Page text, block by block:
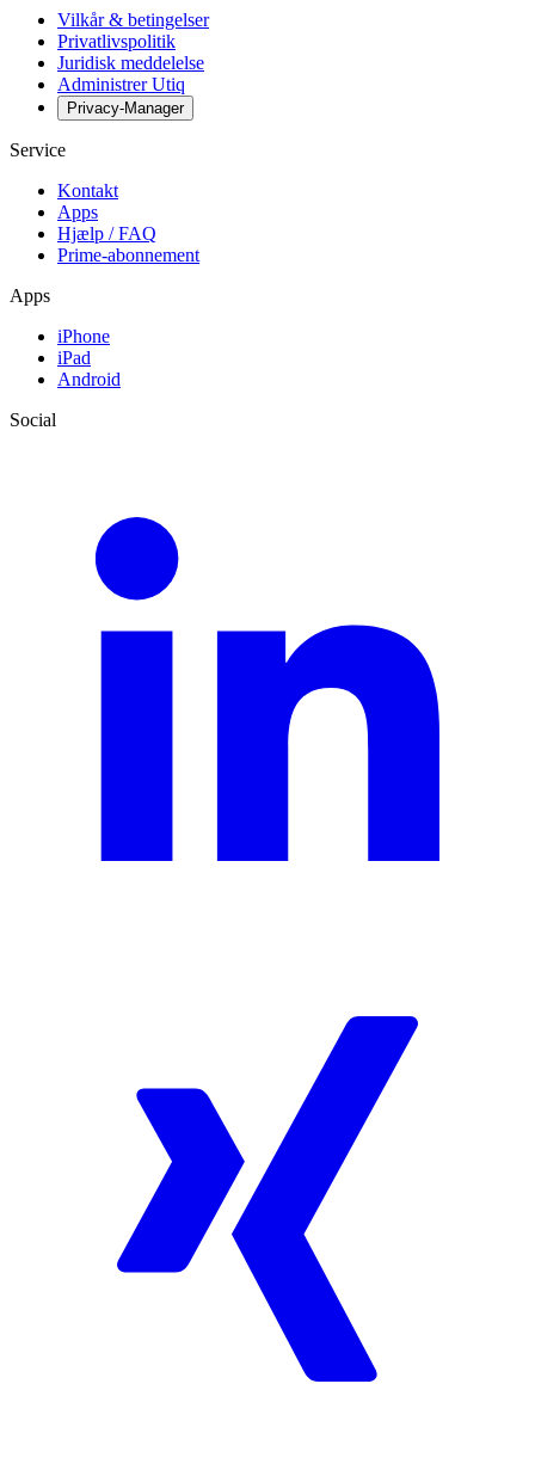
Vilkår & betingelser
Privatlivspolitik
Juridisk meddelelse
Administrer Utiq
Privacy-Manager
Service
Kontakt
Apps
Hjælp / FAQ
Prime-abonnement
Apps
iPhone
iPad
Android
Social